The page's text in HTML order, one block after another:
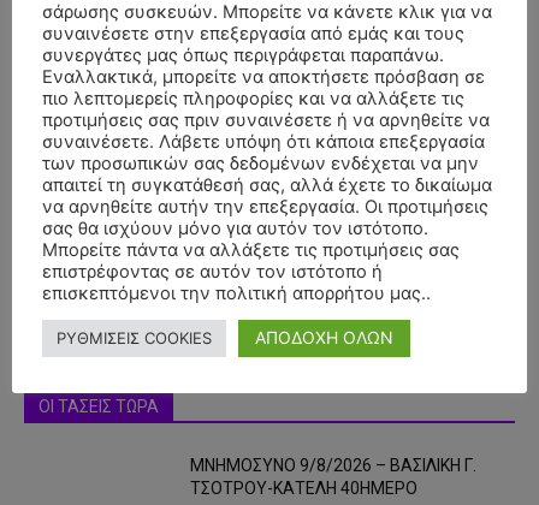
- Advertisment -
ΟΙ ΤΑΣΕΙΣ ΤΩΡΑ
ΜΝΗΜΟΣΥΝΟ 9/8/2026 – ΒΑΣΙΛΙΚΗ Γ.
ΤΣΟΤΡΟΥ-ΚΑΤΕΛΗ 40ΗΜΕΡΟ
σάρωσης συσκευών. Μπορείτε να κάνετε κλικ για να
συναινέσετε στην επεξεργασία από εμάς και τους
συνεργάτες μας όπως περιγράφεται παραπάνω.
Εναλλακτικά, μπορείτε να αποκτήσετε πρόσβαση σε
πιο λεπτομερείς πληροφορίες και να αλλάξετε τις
προτιμήσεις σας πριν συναινέσετε ή να αρνηθείτε να
συναινέσετε. Λάβετε υπόψη ότι κάποια επεξεργασία
των προσωπικών σας δεδομένων ενδέχεται να μην
απαιτεί τη συγκατάθεσή σας, αλλά έχετε το δικαίωμα
να αρνηθείτε αυτήν την επεξεργασία. Οι προτιμήσεις
σας θα ισχύουν μόνο για αυτόν τον ιστότοπο.
Μπορείτε πάντα να αλλάξετε τις προτιμήσεις σας
επιστρέφοντας σε αυτόν τον ιστότοπο ή
επισκεπτόμενοι την πολιτική απορρήτου μας..
ΡΥΘΜΙΣΕΙΣ COOKIES ΑΠΟΔΟΧΗ ΟΛΩΝ